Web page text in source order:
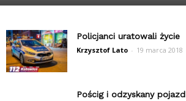
Policjanci uratowali życie
Krzysztof Lato - 19 marca 2018
Pościg i odzyskany pojazd